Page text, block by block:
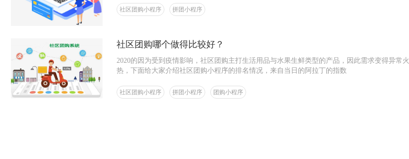
社区团购小程序 拼团小程序
社区团购哪个做得比较好？
2020的因为受到疫情影响，社区团购主打生活用品与水果生鲜类型的产品，因此需求变得异常火
热，下面给大家介绍社区团购小程序的排名情况，来自当日的阿拉丁的指数
社区团购小程序 拼团小程序 团购小程序